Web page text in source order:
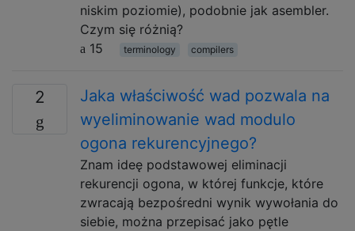
niskim poziomie), podobnie jak asembler.
Czym się różnią?
15
terminology compilers
2
Jaka właściwość wad pozwala na
wyeliminowanie wad modulo
ogona rekurencyjnego?
Znam ideę podstawowej eliminacji
rekurencji ogona, w której funkcje, które
zwracają bezpośredni wynik wywołania do
siebie, można przepisać jako pętle